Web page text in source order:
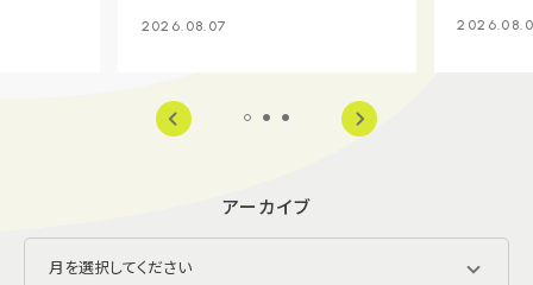
2026.08.07
アーカイブ